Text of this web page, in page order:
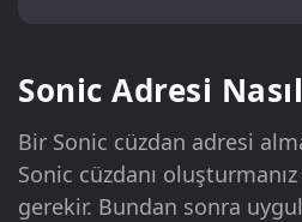
Sonic Adresi
Bir Sonic cüzdan adresi
Sonic cüzdanı
gerekir. Bundan sonra